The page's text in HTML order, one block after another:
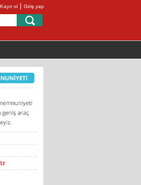
Kayıt ol | Giriş yap